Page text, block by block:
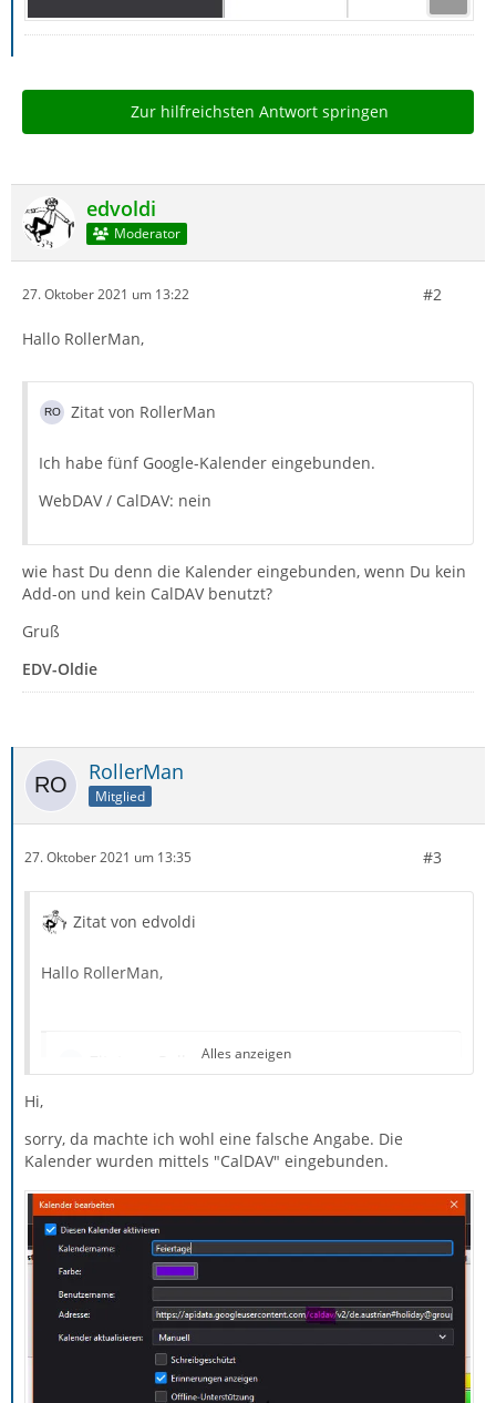
Zur hilfreichsten Antwort springen
edvoldi
Moderator
27. Oktober 2021 um 13:22 #2
Hallo RollerMan,
Zitat von RollerMan
Ich habe fünf Google-Kalender eingebunden.
WebDAV / CalDAV: nein
wie hast Du denn die Kalender eingebunden, wenn Du kein
Add-on und kein CalDAV benutzt?
Gruß
EDV-Oldie
RollerMan
Mitglied
27. Oktober 2021 um 13:35 #3
Zitat von edvoldi
Hallo RollerMan,
Zitat von RollerMan
WebDAV / CalDAV: nein
wie hast Du denn die Kalender eingebunden, wenn Du
kein Add-on und kein CalDAV benutzt?
Alles anzeigen
Hi,
sorry, da machte ich wohl eine falsche Angabe. Die
Kalender wurden mittels "CalDAV" eingebunden.